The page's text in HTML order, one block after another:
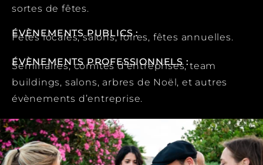
sortes de fêtes.
ÉVÈNEMENTS PUBLICS :
Fêtes locales, salons, foires, fêtes annuelles.
ÉVÈNEMENTS PROFESSIONNELS :
Séminaires, comités d’entreprises, team
buildings, salons, arbres de Noël, et autres
évènements d’entreprise.